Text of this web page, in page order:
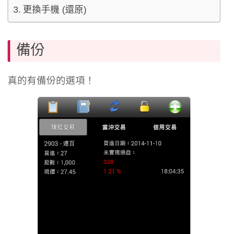
更換手機 (還原)
備份
真的有備份的選項！